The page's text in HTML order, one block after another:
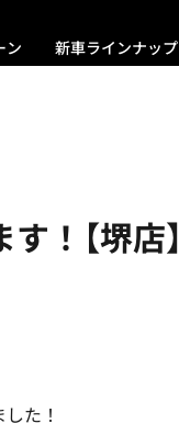
ン 新車ラインナップ
！【堺店】
た！